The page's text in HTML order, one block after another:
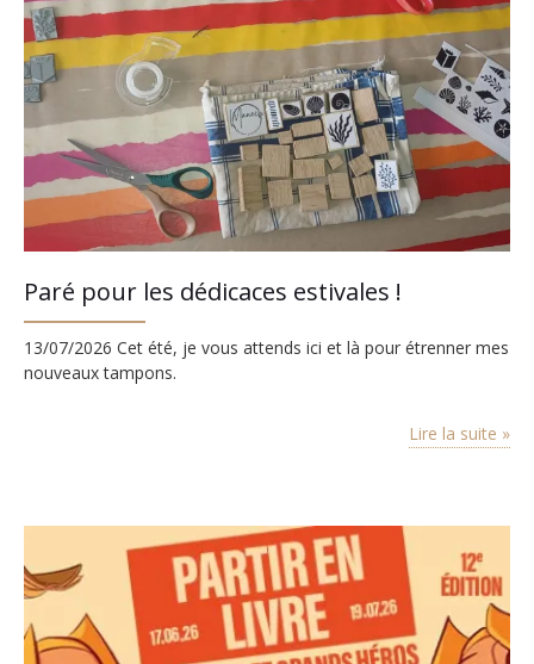
Paré pour les dédicaces estivales !
13/07/2026 Cet été, je vous attends ici et là pour étrenner mes
nouveaux tampons.
Lire la suite »